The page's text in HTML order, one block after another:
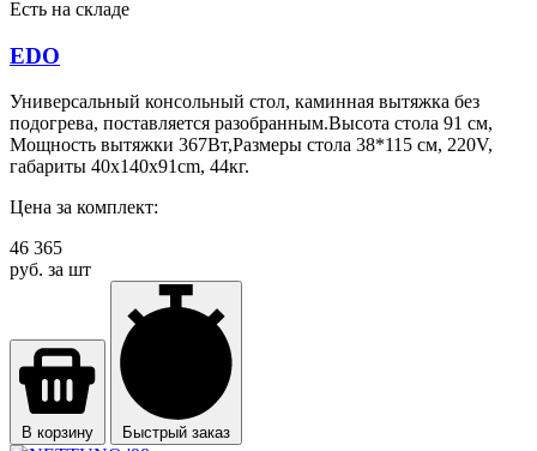
Есть на складе
EDO
Универсальный консольный стол, каминная вытяжка без
подогрева, поставляется разобранным.Высота стола 91 см,
Мощность вытяжки 367Вт,Размеры стола 38*115 см, 220V,
габариты 40x140x91cm, 44кг.
Цена за комплект:
46 365
руб. за шт
В корзину Быстрый заказ